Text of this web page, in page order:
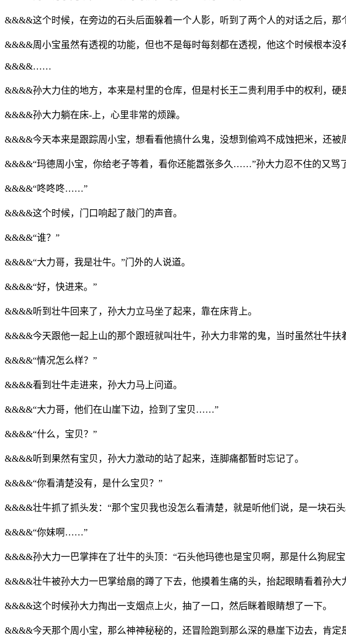
&&&&这个时候，在旁边的石头后面躲着一个人影，听到了两个人的对话之后，那
&&&&周小宝虽然有透视的功能，但也不是每时每刻都在透视，他这个时候根本
&&&&……
&&&&孙大力住的地方，本来是村里的仓库，但是村长王二贵利用手中的权利，硬
&&&&孙大力躺在床-上，心里非常的烦躁。
&&&&今天本来是跟踪周小宝，想看看他搞什么鬼，没想到偷鸡不成蚀把米，还被
&&&&“玛德周小宝，你给老子等着，看你还能嚣张多久……”孙大力忍不住的又骂
&&&&“咚咚咚……”
&&&&这个时候，门口响起了敲门的声音。
&&&&“谁？”
&&&&“大力哥，我是壮牛。”门外的人说道。
&&&&“好，快进来。”
&&&&听到壮牛回来了，孙大力立马坐了起来，靠在床背上。
&&&&今天跟他一起上山的那个跟班就叫壮牛，孙大力非常的鬼，当时虽然壮牛
&&&&“情况怎么样？”
&&&&看到壮牛走进来，孙大力马上问道。
&&&&“大力哥，他们在山崖下边，捡到了宝贝……”
&&&&“什么，宝贝？”
&&&&听到果然有宝贝，孙大力激动的站了起来，连脚痛都暂时忘记了。
&&&&“你看清楚没有，是什么宝贝？”
&&&&壮牛抓了抓头发：“那个宝贝我也没怎么看清楚，就是听他们说，是一块石头
&&&&“你妹啊……”
&&&&孙大力一巴掌摔在了壮牛的头顶：“石头他玛德也是宝贝啊，那是什么狗屁
&&&&壮牛被孙大力一巴掌给扇的蹲了下去，他摸着生痛的头，抬起眼睛看着孙
&&&&这个时候孙大力掏出一支烟点上火，抽了一口，然后眯着眼睛想了一下。
&&&&今天那个周小宝，那么神神秘秘的，还冒险跑到那么深的悬崖下边去，肯